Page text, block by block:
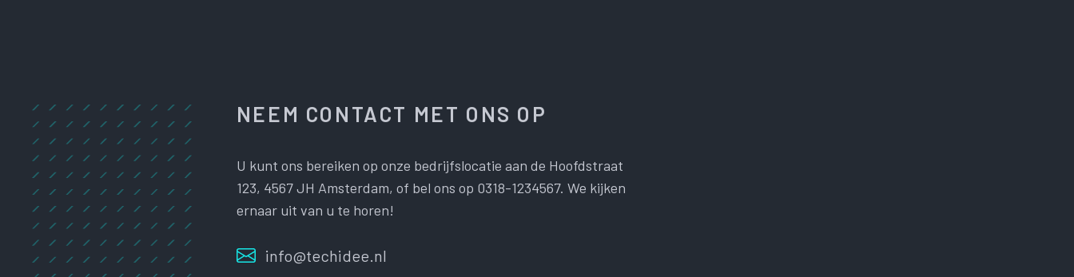
NEEM CONTACT MET ONS OP
U kunt ons bereiken op onze bedrijfslocatie aan de Hoofdstraat
123, 4567 JH Amsterdam, of bel ons op 0318-1234567. We kijken
ernaar uit van u te horen!
info@techidee.nl